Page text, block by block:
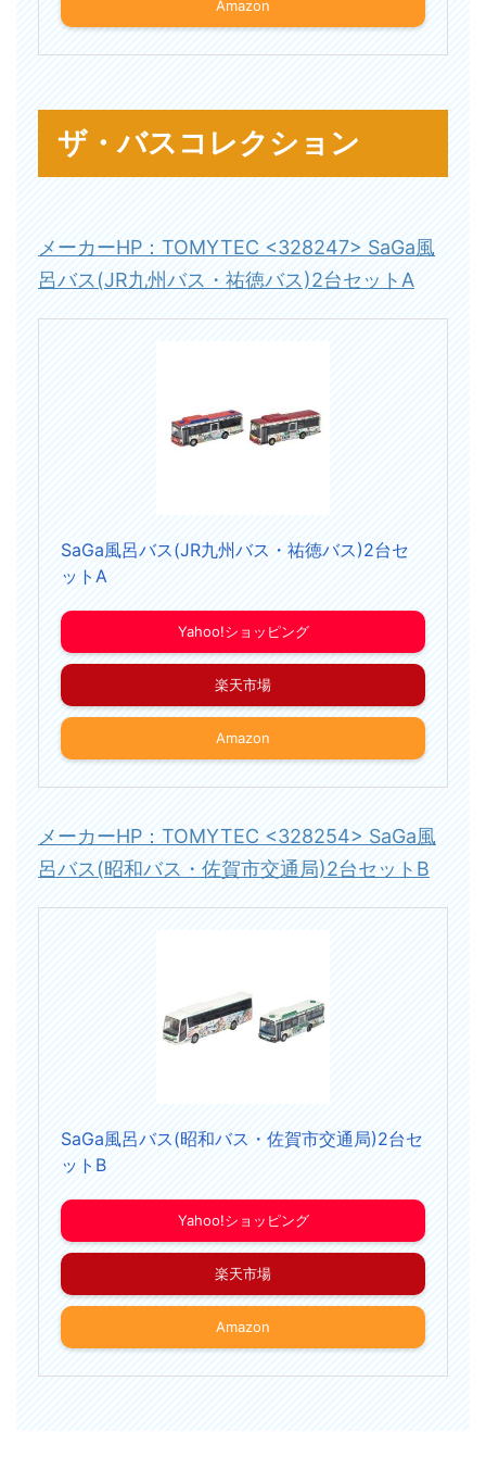
Amazon
ザ・バスコレクション
メーカーHP：TOMYTEC <328247> SaGa風
呂バス(JR九州バス・祐徳バス)2台セットA
SaGa風呂バス(JR九州バス・祐徳バス)2台セ
ットA
Yahoo!ショッピング
楽天市場
Amazon
メーカーHP：TOMYTEC <328254> SaGa風
呂バス(昭和バス・佐賀市交通局)2台セットB
SaGa風呂バス(昭和バス・佐賀市交通局)2台セ
ットB
Yahoo!ショッピング
楽天市場
Amazon